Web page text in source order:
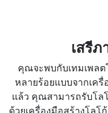
เสรี
คุณจะพบกับเทมเพล
หลายร้อยแบบจากเครื่
แล้ว คุณสามารถรับโล
ด้วยเครื่องมือสร้างโลโ